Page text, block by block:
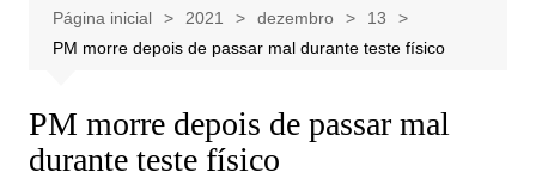
Página inicial 2021 dezembro
13
PM morre depois de passar mal durante teste físico
PM morre depois de passar mal
durante teste físico